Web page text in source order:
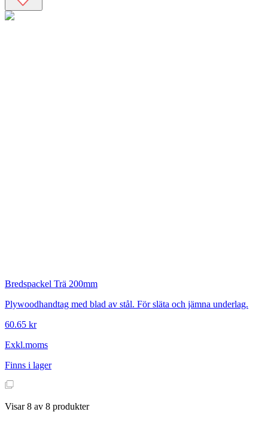
Bredspackel Trä 200mm
Plywoodhandtag med blad av stål. För släta och jämna underlag.
60.65 kr
Exkl.moms
Finns i lager
Visar8 av 8 produkter